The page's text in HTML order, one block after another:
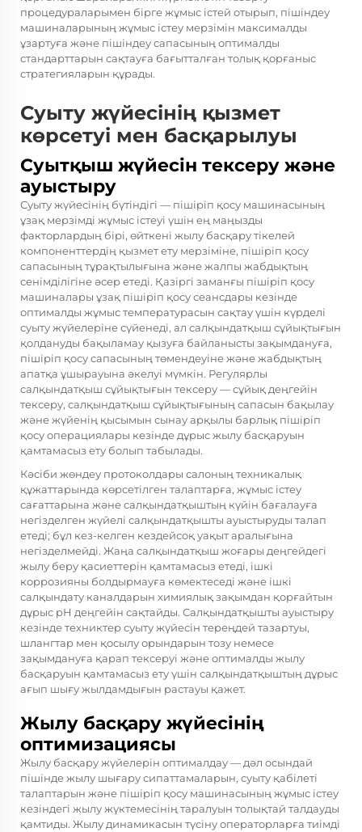
процедураларымен бірге жұмыс істей отырып, пішіндеу
машиналарының жұмыс істеу мерзімін максималды
ұзартуға және пішіндеу сапасының оптималды
стандарттарын сақтауға бағытталған толық қорғаныс
стратегияларын құрады.
Суыту жүйесінің қызмет
көрсетуі мен басқарылуы
Суытқыш жүйесін тексеру және
ауыстыру
Суыту жүйесінің бүтіндігі — пішіріп қосу машинасының
ұзақ мерзімді жұмыс істеуі үшін ең маңызды
факторлардың бірі, өйткені жылу басқару тікелей
компоненттердің қызмет ету мерзіміне, пішіріп қосу
сапасының тұрақтылығына және жалпы жабдықтың
сенімділігіне әсер етеді. Қазіргі заманғы пішіріп қосу
машиналары ұзақ пішіріп қосу сеансдары кезінде
оптималды жұмыс температурасын сақтау үшін күрделі
суыту жүйелеріне сүйенеді, ал салқындатқыш сұйықтығын
қолдануды бақыламау қызуға байланысты зақымдануға,
пішіріп қосу сапасының төмендеуіне және жабдықтың
апатқа ұшырауына әкелуі мүмкін. Регулярлы
салқындатқыш сұйықтығын тексеру — сұйық деңгейін
тексеру, салқындатқыш сұйықтығының сапасын бақылау
және жүйенің қысымын сынау арқылы барлық пішіріп
қосу операциялары кезінде дұрыс жылу басқаруын
қамтамасыз ету болып табылады.
Кәсіби жөндеу протоколдары салоның техникалық
құжаттарында көрсетілген талаптарға, жұмыс істеу
сағаттарына және салқындатқыштың күйін бағалауға
негізделген жүйелі салқындатқышты ауыстыруды талап
етеді; бұл кез-келген кездейсоқ уақыт аралығына
негізделмейді. Жаңа салқындатқыш жоғары деңгейдегі
жылу беру қасиеттерін қамтамасыз етеді, ішкі
коррозияны болдырмауға көмектеседі және ішкі
салқындату каналдарын химиялық зақымдан қорғайтын
дұрыс pH деңгейін сақтайды. Салқындатқышты ауыстыру
кезінде техниктер суыту жүйесін тереңдей тазартуы,
шлангтар мен қосылу орындарын тозу немесе
зақымдануға қарап тексеруі және оптималды жылу
басқаруын қамтамасыз ету үшін салқындатқыштың дұрыс
ағып шығу жылдамдығын растауы қажет.
Жылу басқару жүйесінің
оптимизациясы
Жылу басқару жүйелерін оптималдау — дәл осындай
пішінде жылу шығару сипаттамаларын, суыту қабілеті
талаптарын және пішіріп қосу машинасының жұмыс істеу
кезіндегі жылу жүктемесінің таралуын толықтай талдауды
қамтиды. Жылу динамикасын түсіну операторларға тиімді